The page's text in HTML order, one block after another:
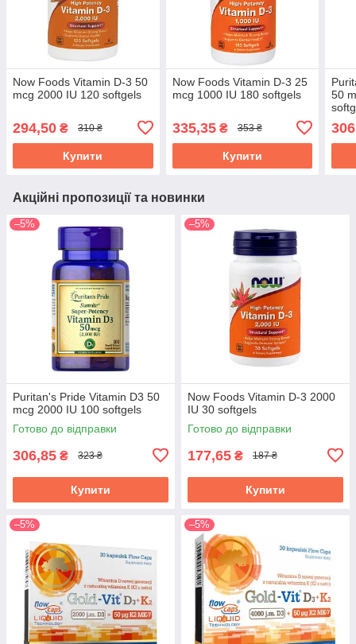
Now Foods Vitamin D-3 50
mcg 2000 IU 120 softgels
294,50 ₴ 310 ₴
Купити
Now Foods Vitamin D-3 25
mcg 1000 IU 180 softgels
335,35₴ 353 ₴
Купити
50
Акційні пропозиції та новинки
–5%
Puritan's Pride Vitamin D3 50
mcg 2000 IU 100 softgels
Готово до відправки
306,85 ₴ 323 ₴
Купити
–5%
Now Foods Vitamin D-3 2000
IU 30 softgels
Готово до відправки
177,65 ₴ 187 ₴
Купити
–5% –5%